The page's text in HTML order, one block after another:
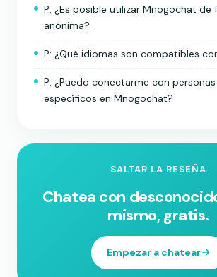
P: ¿Es posible utilizar Mnogochat de
anónima?
P: ¿Qué idiomas son compatibles
P: ¿Puedo conectarme con
específicos en Mnogochat?
SALTAR LA RESEÑA
Chatea con
mismo, gratis.
Empezar a chatear